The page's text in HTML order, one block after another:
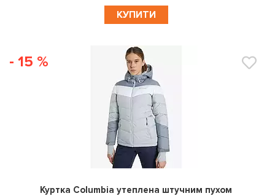
КУПИТИ
- 15 %
0
Куртка Columbia утеплена штучним пухом